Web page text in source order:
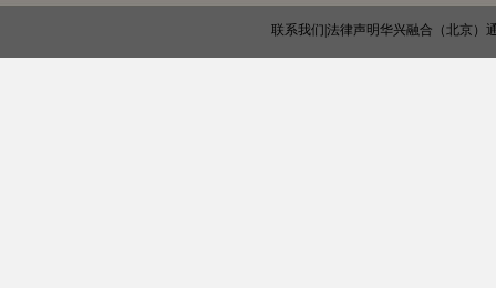
联系我们 |法律声明华兴融合（北京）